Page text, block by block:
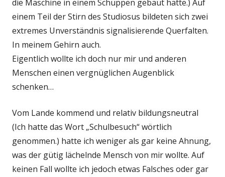
die Maschine in einem Schuppen gebaut hatte.) Auf
einem Teil der Stirn des Studiosus bildeten sich zwei
extremes Unverständnis signalisierende Querfalten.
In meinem Gehirn auch.
Eigentlich wollte ich doch nur mir und anderen
Menschen einen vergnüglichen Augenblick
schenken…
Vom Lande kommend und relativ bildungsneutral
(Ich hatte das Wort „Schulbesuch“ wörtlich
genommen.) hatte ich weniger als gar keine Ahnung,
was der gütig lächelnde Mensch von mir wollte. Auf
keinen Fall wollte ich jedoch etwas Falsches oder gar